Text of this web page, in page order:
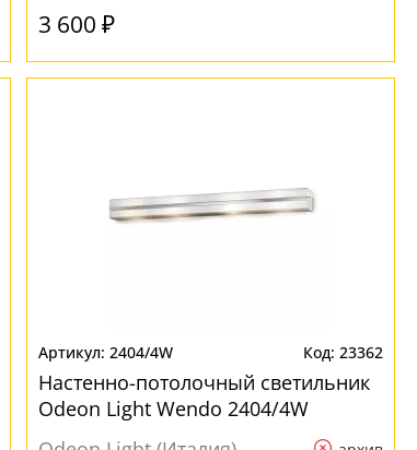
3 600 ₽
2404/4W 23362
Настенно-потолочный светильник
Odeon Light Wendo 2404/4W